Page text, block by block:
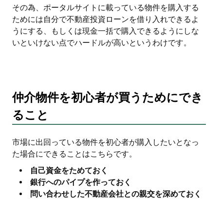
その為、ポータルサイトに載っている物件を購入する
ためには自分で不動産投資ローンを借り入れできるよ
うにする、もしくは現金一括で購入できるようにしな
いといけない点でハードルが高いというわけです。
仲介物件を初心者が買うためにでき
ること
市場に出回っている物件を初心者が購入したいとなっ
た場合にできることはこちらです。
自己資金をためておく
銀行へのパイプを作っておく
問い合わせした不動産会社との親交を深めておく